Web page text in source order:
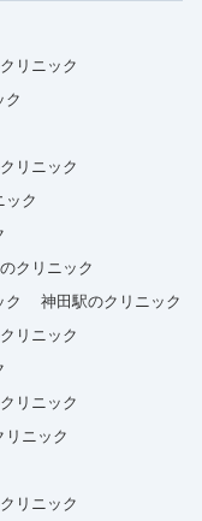
リニック
ク
リニック
ック
クリニック
ク
神田駅のクリニック
リニック
リニック
リニック
リニック